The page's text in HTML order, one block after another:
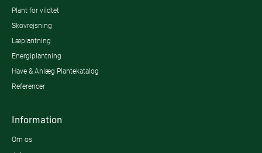
Plant for vildtet
Skovrejsning
Læplantning
Energiplantning
Have & Anlæg Plantekatalog
Referencer
Information
Om os